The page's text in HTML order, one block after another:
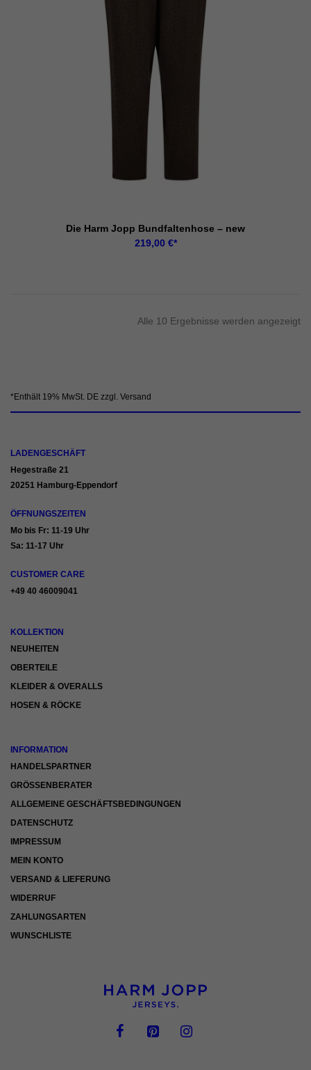
Die Harm Jopp Bundfaltenhose – new
219,00 €
Alle 10 Ergebnisse werden angezeigt
LADENGESCHÄFT
Hegestraße 21
20251 Hamburg-Eppendorf
ÖFFNUNGSZEITEN
Mo bis Fr: 11-19 Uhr
Sa: 11-17 Uhr
CUSTOMER CARE
+49 40 46009041
KOLLEKTION
NEUHEITEN
OBERTEILE
KLEIDER & OVERALLS
HOSEN & RÖCKE
INFORMATION
HANDELSPARTNER
GRÖSSENBERATER
ALLGEMEINE GESCHÄFTSBEDINGUNGEN
DATENSCHUTZ
IMPRESSUM
MEIN KONTO
VERSAND & LIEFERUNG
WIDERRUF
ZAHLUNGSARTEN
WUNSCHLISTE